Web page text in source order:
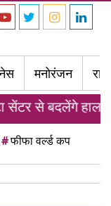
मनोरंजन
से बदलेंगे हालात:
#फीफा वर्ल्ड कप